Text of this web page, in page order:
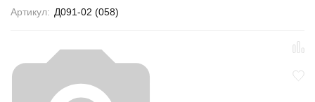
Артикул: Д091-02 (058)